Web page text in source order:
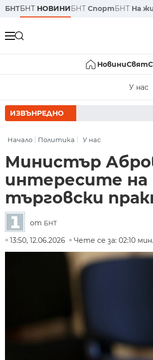
БНТБНТ НОВИНИБНТ СпортБНТ На
НовиниСвят
У нас
ИЗВЪНРЕДНО
Начало Политика У нас
Министър
интересите на
търговски
от БНТ
13:50, 12.06.2026
Чете се за: 02:10 мин.